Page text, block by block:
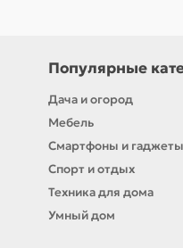
Популярные
Дача и огород
Мебель
Смартфоны и гаджеты
Спорт и отдых
Техника для дома
Умный дом